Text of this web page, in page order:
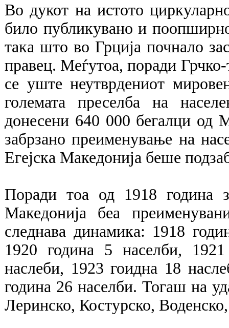
Во дукот на истото
било публикувано и
така што во Грција почнало
правец. Меѓутоа, поради
се уште неутврдениот
големата преселба на
донесени 640 000 бегалци од
забрзано преименување на
Егејска Македонија беше
Поради тоа од 1918 година
Македонија беа
следнава динамика: 1918
1920 година 5 населби,
наслеби, 1923 гоидна 18
година 26 населби. Тогаш на
Леринско, Костурско,